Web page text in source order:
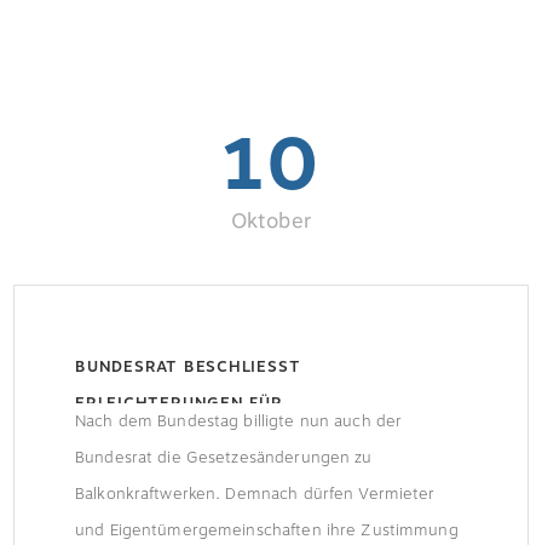
10
Oktober
BUNDESRAT BESCHLIESST E
RLEICHTERUNGEN FÜR B
Nach dem Bundestag billigte nun auch der
Bundesrat die Gesetzesänderungen zu
Balkonkraftwerken. Demnach dürfen Vermieter
und Eigentümergemeinschaften ihre Zustimmung